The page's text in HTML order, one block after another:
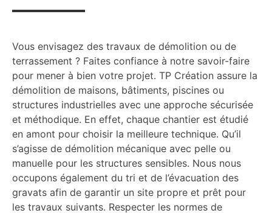
Vous envisagez des travaux de démolition ou de
terrassement ? Faites confiance à notre savoir-faire
pour mener à bien votre projet. TP Création assure la
démolition de maisons, bâtiments, piscines ou
structures industrielles avec une approche sécurisée
et méthodique. En effet, chaque chantier est étudié
en amont pour choisir la meilleure technique. Qu’il
s’agisse de démolition mécanique avec pelle ou
manuelle pour les structures sensibles. Nous nous
occupons également du tri et de l’évacuation des
gravats afin de garantir un site propre et prêt pour
les travaux suivants. Respecter les normes de